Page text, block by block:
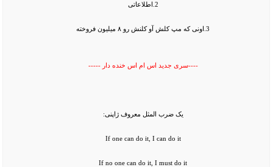
2.اطلاعاتی
3.اونی که مپ کلش آو کلنش رو ۸ میلیون فروخته
----سری جدید اس ام اس خنده دار -----
یک ضرب المثل معروف ژاپنی:
If one can do it, I can do it
If no one can do it, I must do it